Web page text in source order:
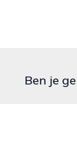
Ben je